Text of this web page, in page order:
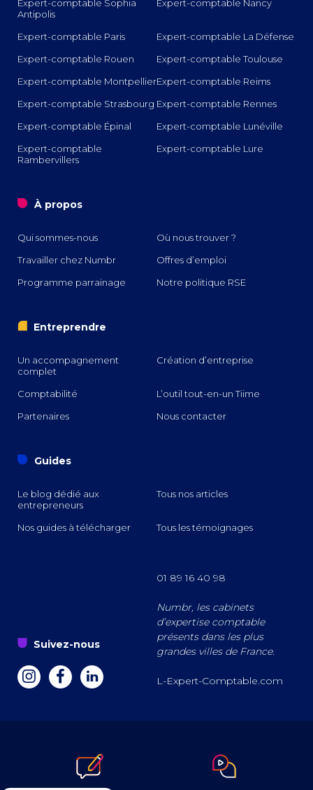
Expert-comptable Sophia
Antipolis
Expert-comptable Nancy
Expert-comptable Paris
Expert-comptable La Défense
Expert-comptable Rouen
Expert-comptable Toulouse
Expert-comptable MontpellierExpert-comptable Reims
Expert-comptable Strasbourg Expert-comptable Rennes
Expert-comptable Épinal
Expert-comptable Lunéville
Expert-comptable
Rambervillers
Expert-comptable Lure
o À propos
Qui sommes-nous
Où nous trouver ?
Travailler chez Numbr
Offres d’emploi
Programme parrainage
Notre politique RSE
i Entreprendre
Un accompagnement
complet
Création d’entreprise
Comptabilité
L’outil tout-en-un Tiime
Partenaires
Nous contacter
o Guides
Le blog dédié aux
entrepreneurs
Tous nos articles
Nos guides à télécharger Tous les témoignages
s Suivez-nous
a z e
01 89 16 40 98
Numbr, les cabinets
d’expertise comptable
présents dans les plus
grandes villes de France.
L-Expert-Comptable.com